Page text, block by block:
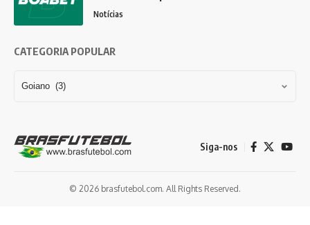
Notícias
CATEGORIA POPULAR
Siga-nos
© 2026 brasfutebol.com. All Rights Reserved.